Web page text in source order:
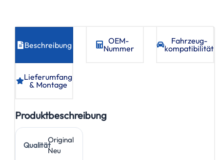
Beschreibung
OEM-
Nummer
Fahrzeug­
kompatibilität
Lieferumfang
& Montage
Produktbeschreibung
Qualität
Original
Neu